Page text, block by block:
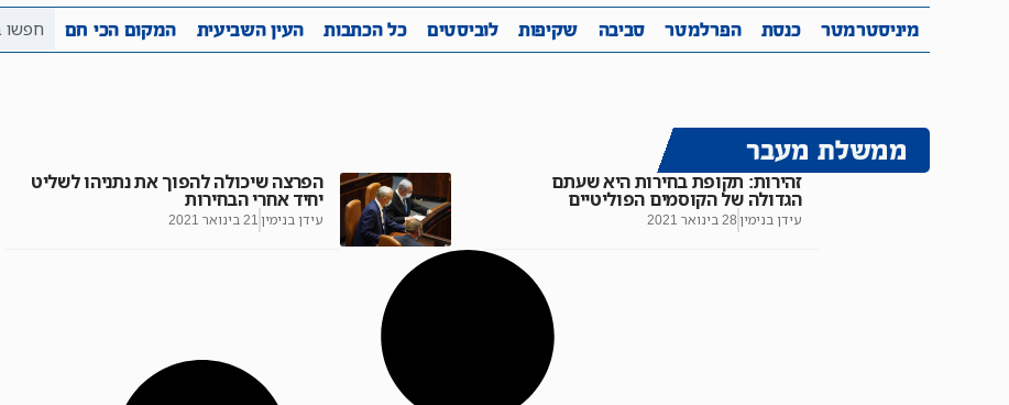
מיניסטרמטר כנסת הפרלמטר סביבה שקיפות לוביסטים כל הכתבות העין השביעית המקום הכי חם
מיניסטרמטר כנסת הפרלמטר סביבה שקיפות לוביסטים כל הכתבות העין השביעית
ממשלת מעבר
זהירות: תקופת בחירות היא שעתם
הגדולה של הקוסמים הפוליטיים
עידן בנימין 28 בינואר 2021
הפרצה שיכולה להפוך את נתניהו לשליט
יחיד אחרי הבחירות
עידן בנימין 21 בינואר 2021